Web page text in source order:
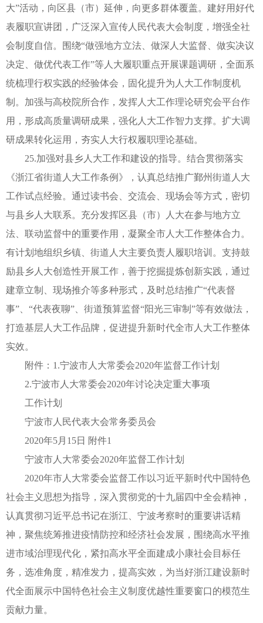
大”活动，向区县（市）延伸，向更多群体覆盖。建好用好代
表履职宣讲团，广泛深入宣传人民代表大会制度，增强全社
会制度自信。围绕“做强地方立法、做深人大监督、做实决议
决定、做优代表工作”等人大履职重点开展课题调研，全面系
统梳理行权实践的经验体会，固化提升为人大工作制度机
制。加强与高校院所合作，发挥人大工作理论研究会平台作
用，形成高质量调研成果，强化人大工作智力支撑。扩大调
研成果转化运用，夯实人大行权履职理论基础。
25.加强对县乡人大工作和建设的指导。结合贯彻落实
《浙江省街道人大工作条例》，认真总结推广鄞州街道人大
工作试点经验。通过读书会、交流会、现场会等方式，密切
与县乡人大联系。充分发挥区县（市）人大在参与地方立
法、联动监督中的重要作用，凝聚全市人大工作整体合力。
有计划地组织乡镇、街道人大主要负责人履职培训。支持鼓
励县乡人大创造性开展工作，善于挖掘提炼创新实践，通过
建章立制、现场推介等多种形式，及时总结推广“代表督
事”、“代表夜聊”、街道预算监督“阳光三审制”等有效做法，
打造基层人大工作品牌，促进提升新时代全市人大工作整体
实效。
附件：1.宁波市人大常委会2020年监督工作计划
2.宁波市人大常委会2020年讨论决定重大事项
工作计划
宁波市人民代表大会常务委员会
2020年5月15日 附件1
宁波市人大常委会2020年监督工作计划
2020年市人大常委会监督工作以习近平新时代中国特色
社会主义思想为指导，深入贯彻党的十九届四中全会精神，
认真贯彻习近平总书记在浙江、宁波考察时的重要讲话精
神，聚焦统筹推进疫情防控和经济社会发展，围绕高水平推
进市域治理现代化，紧扣高水平全面建成小康社会目标任
务，选准角度，精准发力，提高实效，为当好浙江建设新时
代全面展示中国特色社会主义制度优越性重要窗口的模范生
贡献力量。